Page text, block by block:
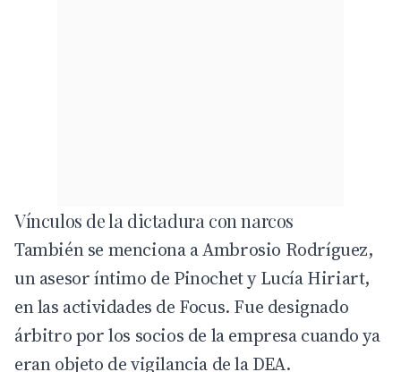
Vínculos de la dictadura con narcos
También se menciona a Ambrosio Rodríguez,
un asesor íntimo de Pinochet y Lucía Hiriart,
en las actividades de Focus. Fue designado
árbitro por los socios de la empresa cuando ya
eran objeto de vigilancia de la DEA.